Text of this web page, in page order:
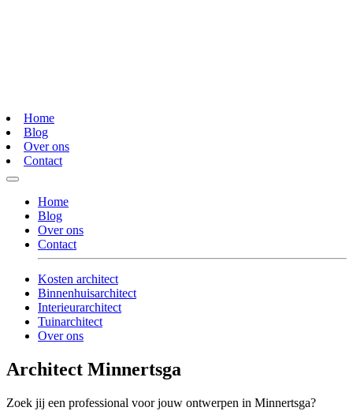
Home
Blog
Over ons
Contact
Home
Blog
Over ons
Contact
Kosten architect
Binnenhuisarchitect
Interieurarchitect
Tuinarchitect
Over ons
Architect Minnertsga
Zoek jij een professional voor jouw ontwerpen in Minnertsga?